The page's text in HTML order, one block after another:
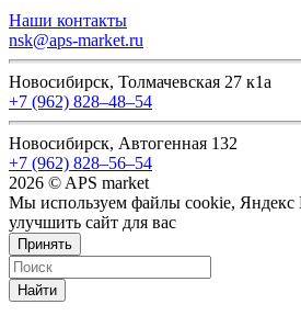
Наши контакты
nsk@aps-market.ru
Новосибирск, Толмачевская 27 к1а
+7 (962) 828‒48‒54
Новосибирск, Автогенная 132
+7 (962) 828‒56‒54
2026 © APS market
Мы используем файлы cookie, Яндекс
улучшить сайт для вас
Принять
Найти